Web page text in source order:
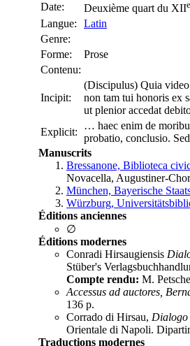
Date:
Deuxième quart du XIIe
Langue:
Latin
Genre:
Forme:
Prose
Contenu:
Incipit:
(Discipulus) Quia
non tam tui honoris ex
ut plenior accedat
Explicit:
… haec enim de
probatio, conclusio.
Manuscrits
Bressanone, Biblioteca
Novacella, Augustiner-
München, Bayerische
Würzburg,
Éditions anciennes
∅
Éditions modernes
Conradi Hirsaugiensis
Stüber's
Compte rendu: M.
Accessus ad auctores,
136 p.
Corrado di Hirsau,
Orientale di Napoli.
Traductions modernes